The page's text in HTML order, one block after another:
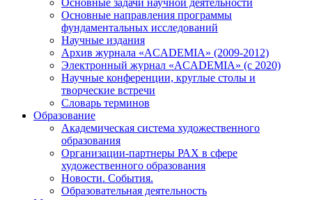
Основные направления программы
фундаментальных исследований
Научные издания
Архив журнала «ACADEMIA» (2009-2012)
Электронный журнал «ACADEMIA» (с 2020)
Научные конференции, круглые столы и
творческие встречи
Словарь терминов
Образование
Академическая система художественного
образования
Организации-партнеры РАХ в сфере
художественного образования
Новости. События.
Образовательная деятельность